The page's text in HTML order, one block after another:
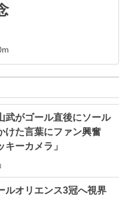
武がゴール直後にソール
けた言葉にファン興奮
キーカメラ」
ルオリエンス3冠へ視界